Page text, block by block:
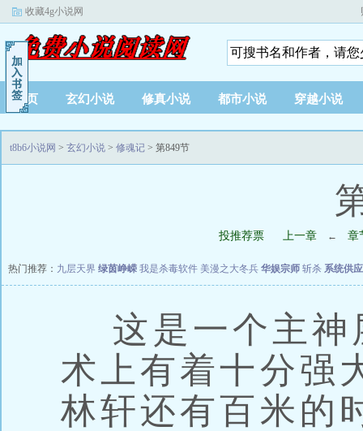
收藏4g小说网
首页 玄幻小说 修真小说 都市小说 穿越小说
t8b6小说网 > 玄幻小说 > 修魂记 > 第849节
投推荐票 上一章 ← 章
热门推荐： 九层天界 绿茵峥嵘 我是杀毒软件 美漫之大冬兵 华娱宗师 斩杀 系统供
这是一个主神
术上有着十分强
林轩还有百米的